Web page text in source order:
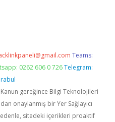
Teams:
0262 606 0 726 Telegram:
Kanun gereğince Bilgi Teknolojileri
onaylanmış bir Yer Sağlayıcı
sitedeki içerikleri proaktif